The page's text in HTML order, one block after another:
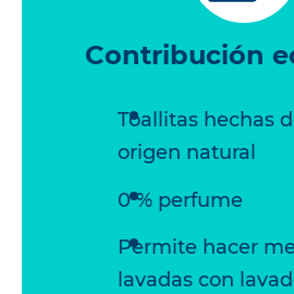
Contribución
Toallitas hechas
origen natural
0 % perfume
Permite hacer
lavadas con